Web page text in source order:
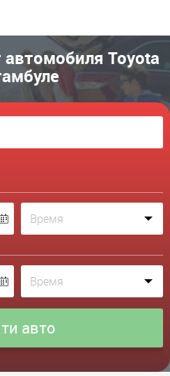
Toyota